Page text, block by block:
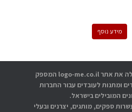
מידע נוסף
אתוס עסקים מפעילה את אתר logo-me.co.il המספק
ומתנות לעובדים עבור החברות
המובילים בישראל.
ספקים, מותגים, יצרנים ובעלי